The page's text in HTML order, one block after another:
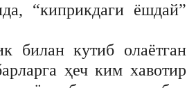
“киприкдаги ёшдай”
билан кутиб олаётган
ҳеч ким хавотир